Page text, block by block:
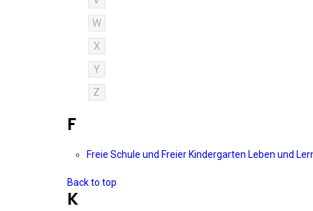
W
X
Y
Z
F
Freie Schule und Freier Kindergarten Leben und
Back to top
K